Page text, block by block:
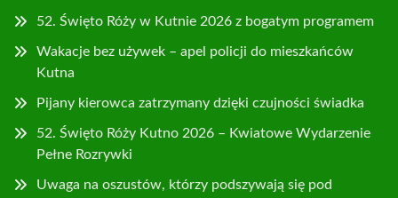
52. Święto Róży w Kutnie 2026 z bogatym programem
Wakacje bez używek – apel policji do mieszkańców
Kutna
Pijany kierowca zatrzymany dzięki czujności świadka
52. Święto Róży Kutno 2026 – Kwiatowe Wydarzenie
Pełne Rozrywki
Uwaga na oszustów, którzy podszywają się pod